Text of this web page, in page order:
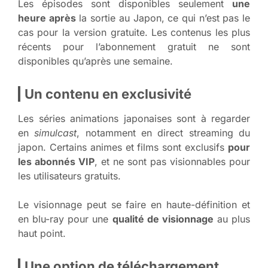
Les épisodes sont disponibles seulement une
heure aprèsla sortie au Japon, ce qui n’est pas le
cas pour la version gratuite. Les contenus les plus
récents pour l’abonnement gratuit ne sont
disponibles qu’après une semaine.
Un contenu en exclusivité
Les séries animations japonaises sont à regarder
ensimulcast, notamment en direct streaming du
japon. Certains animes et films sont exclusifs pour
les abonnés VIP, et ne sont pas visionnables pour
les utilisateurs gratuits.
Le visionnage peut se faire en haute-définition et
en blu-ray pour une qualité de visionnage au plus
haut point.